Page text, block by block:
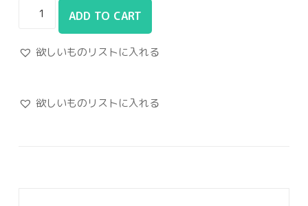
ADD TO CART
欲しいものリストに入れる
欲しいものリストに入れる